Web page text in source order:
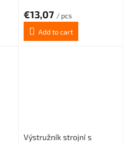
€13,07 / pcs
Add to cart
Výstružník strojní s